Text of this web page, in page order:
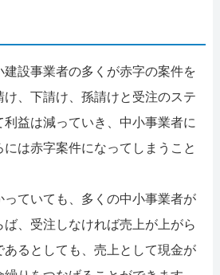
設事業者の多くが赤字の案件を
、下請け、孫請けと受注のステ
益は減っていき、中小事業者に
は赤字案件になってしまうこと
ていても、多くの中小事業者が
、受注しなければ売上が上がら
あるとしても、売上として現金が